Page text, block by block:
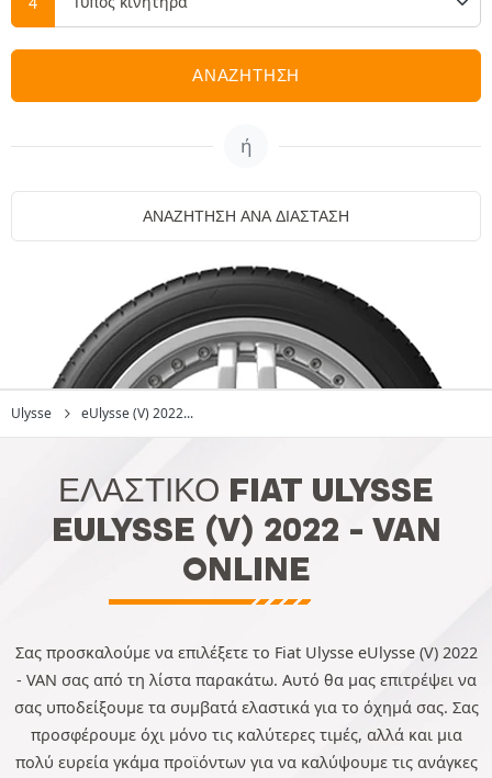
ΑΝΑΖΗΤΗΣΗ
ή
ΑΝΑΖΉΤΗΣΗ ΑΝΆ ΔΙΆΣΤΑΣΗ
Ulysse eUlysse (V) 2022...
ΕΛΑΣΤΙΚΌ FIAT ULYSSE
EULYSSE (V) 2022 - VAN
ONLINE
Σας προσκαλούμε να επιλέξετε το Fiat Ulysse eUlysse (V) 2022
- VAN σας από τη λίστα παρακάτω. Αυτό θα μας επιτρέψει να
σας υποδείξουμε τα συμβατά ελαστικά για το όχημά σας. Σας
προσφέρουμε όχι μόνο τις καλύτερες τιμές, αλλά και μια
πολύ ευρεία γκάμα προϊόντων για να καλύψουμε τις ανάγκες